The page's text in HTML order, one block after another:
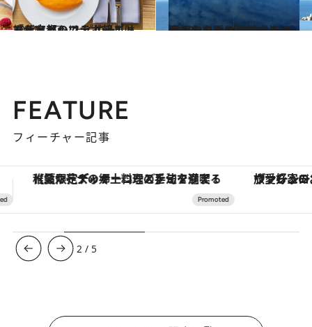
2014.12.7
「ザ・リッツ・カールトン・京都」で ピエール・エルメとのコラボ朝ごはんを
旅＆お出かけ 2015.2.7
ベトナムなのに地中海の島みたい！ 「アマン」が発掘した隠れ家ビーチ
旅＆お出かけ
FEATURE
フィーチャー記事
ヴァシュロン・コンスタンタン「オーヴァーシーズ・オートマティック」。旅愛好家のお気に入りコレクションから、ジェンダーレスな新作が登場 【銀座で出合う最旬美容】美髪ケアや上質
3 / 5